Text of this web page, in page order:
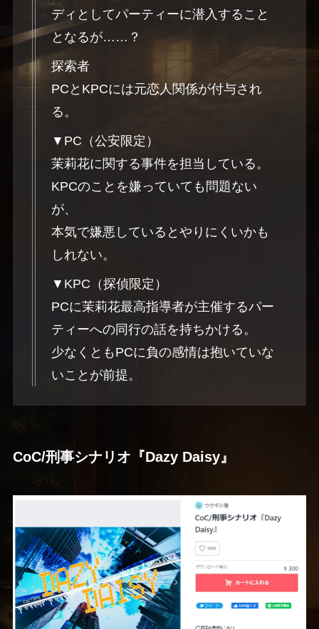
ディとしてパーティーに潜入すること
となるが……？
探索者
PCとKPCには元恋人関係が付与され
る。
▼PC（公安限定）
茉莉花に関する事件を担当している。
KPCのことを嫌っていても問題ない
が、
本気で嫌悪しているとやりにくいかも
しれない。
▼KPC（探偵限定）
PCに茉莉花最高指導者が主催するパー
ティーへの同行の話を持ちかける。
少なくともPCに負の感情は抱いていな
いことが前提。
CoC/刑事シナリオ『Dazy Daisy』